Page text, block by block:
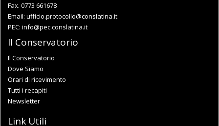
Fax. 0773 661678
Email: ufficio.protocollo@conslatina.it
PEC: info@pec.conslatina.it
Il Conservatorio
Il Conservatorio
Dove Siamo
Orari di ricevimento
Tutti i recapiti
Newsletter
Link Utili